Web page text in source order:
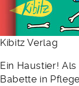
Kibitz Verlag
Ein Haustier!
Babette in